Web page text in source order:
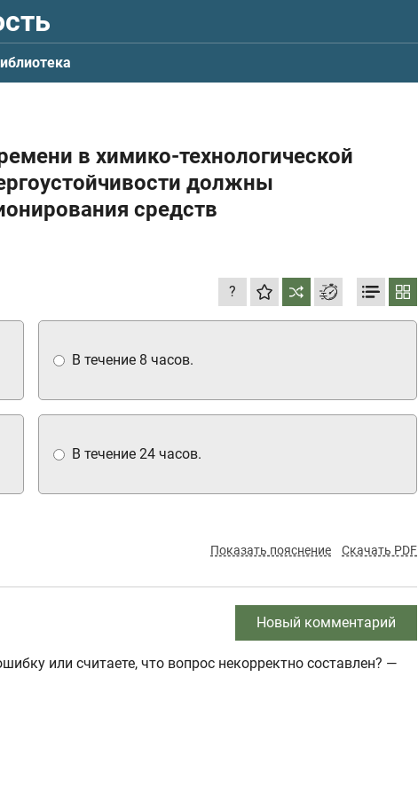
в химико-технологической
должны
средств
?
В течение 24 часов.
В течение 8 часов.
Показать пояснение Скачать PDF
Новый комментарий
или считаете, что вопрос некорректно составлен? —